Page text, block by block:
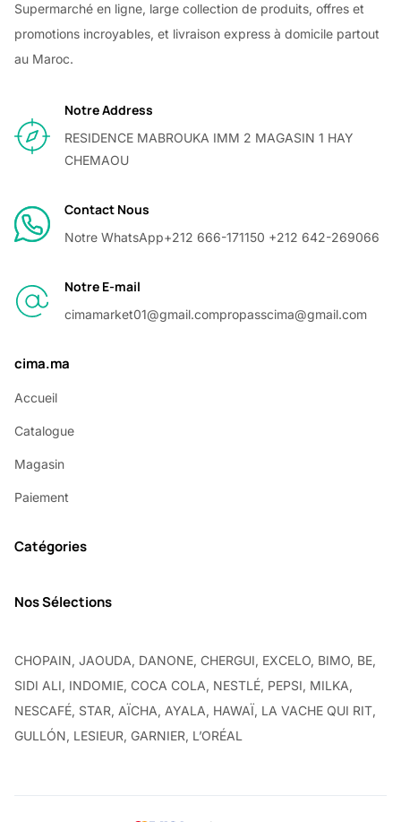
Supermarché en ligne, large collection de produits, offres et
promotions incroyables, et livraison express à domicile partout
au Maroc.
Notre Address
RESIDENCE MABROUKA IMM 2 MAGASIN 1 HAY
CHEMAOU
Contact Nous
Notre WhatsApp+212 666-171150 +212 642-269066
Notre E-mail
cimamarket01@gmail.compropasscima@gmail.com
cima.ma
Accueil
Catalogue
Magasin
Paiement
Catégories
Nos Sélections
CHOPAIN, JAOUDA, DANONE, CHERGUI, EXCELO, BIMO, BE,
SIDI ALI, INDOMIE, COCA COLA, NESTLÉ, PEPSI, MILKA,
NESCAFÉ, STAR, AÏCHA, AYALA, HAWAÏ, LA VACHE QUI RIT,
GULLÓN, LESIEUR, GARNIER, L’ORÉAL